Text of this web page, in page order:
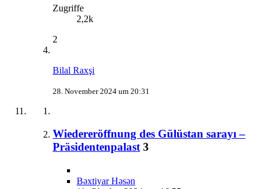
Zugriffe
2,2k
2
Bilal Raxşi
28. November 2024 um 20:31
Wiedereröffnung des Gülüstan sarayı –
Präsidentenpalast 3
Bəxtiyar Həsən